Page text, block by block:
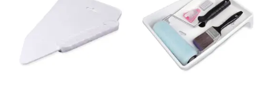
Leverantörens artikelnummer: 526-